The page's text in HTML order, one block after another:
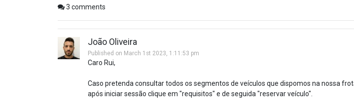
3 comments
João Oliveira
Published on March 1st 2023, 1:11:53 pm
Caro Rui,
Caso pretenda consultar todos os segmentos de veículos que dispomos na nossa
após iniciar sessão clique em "requisitos" e de seguida "reservar veículo".